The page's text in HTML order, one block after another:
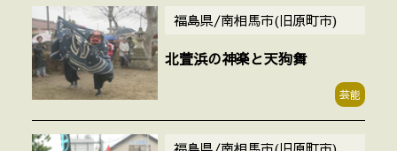
福島県/南相馬市(旧原町市)
北萱浜の神楽と天狗舞
芸能